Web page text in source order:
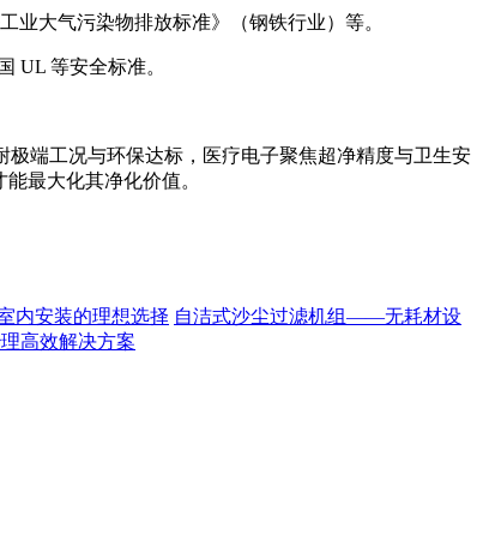
业大气污染物排放标准》（钢铁行业）等。
UL 等安全标准。
端工况与环保达标，医疗电子聚焦超净精度与卫生安
最大化其净化价值。
内安装的理想选择 自洁式沙尘过滤机组——无耗材设
高效解决方案